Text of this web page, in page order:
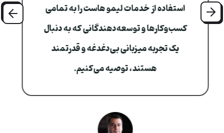
استفاده از خدمات لیمو هاست را به تمامی
کسب‌وکارها و توسعه‌دهندگانی که به دنبال
یک تجربه میزبانی بی‌دغدغه و قدرتمند
هستند، توصیه می‌کنیم.